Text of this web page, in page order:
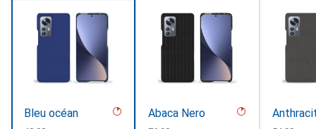
Bleu océan Abaca Nero